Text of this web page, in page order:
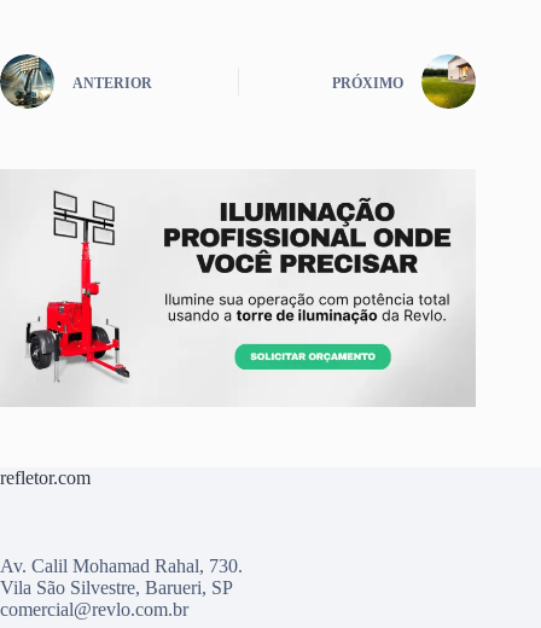
ANTERIOR PRÓXIMO
refletor.com
Av. Calil Mohamad Rahal, 730.
Vila São Silvestre, Barueri, SP
comercial@revlo.com.br